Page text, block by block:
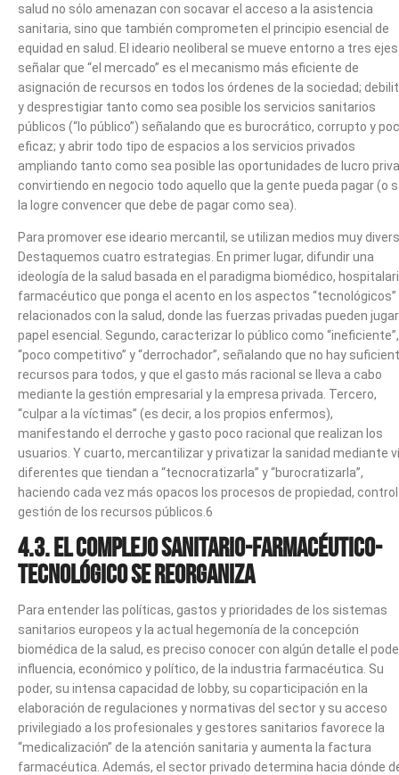
salud no sólo amenazan con socavar el acceso a la asistencia
sanitaria, sino que también comprometen el principio esencial de
equidad en salud. El ideario neoliberal se mueve entorno a tres
señalar que “el mercado” es el mecanismo más eficiente de
asignación de recursos en todos los órdenes de la sociedad;
y desprestigiar tanto como sea posible los servicios sanitarios
públicos (“lo público”) señalando que es burocrático, corrupto y
eficaz; y abrir todo tipo de espacios a los servicios privados
ampliando tanto como sea posible las oportunidades de lucro
convirtiendo en negocio todo aquello que la gente pueda pagar (o
la logre convencer que debe de pagar como sea).
Para promover ese ideario mercantil, se utilizan medios muy
Destaquemos cuatro estrategias. En primer lugar, difundir una
ideología de la salud basada en el paradigma biomédico,
farmacéutico que ponga el acento en los aspectos “tecnológicos”
relacionados con la salud, donde las fuerzas privadas pueden
papel esencial. Segundo, caracterizar lo público como “ineficiente”,
“poco competitivo” y “derrochador”, señalando que no hay
recursos para todos, y que el gasto más racional se lleva a cabo
mediante la gestión empresarial y la empresa privada. Tercero,
“culpar a la víctimas” (es decir, a los propios enfermos),
manifestando el derroche y gasto poco racional que realizan los
usuarios. Y cuarto, mercantilizar y privatizar la sanidad mediante
diferentes que tiendan a “tecnocratizarla” y “burocratizarla”,
haciendo cada vez más opacos los procesos de propiedad,
gestión de los recursos públicos.6
4.3. El complejo sanitario-farmacéutico-
tecnológico se reorganiza
Para entender las políticas, gastos y prioridades de los sistemas
sanitarios europeos y la actual hegemonía de la concepción
biomédica de la salud, es preciso conocer con algún detalle el
influencia, económico y político, de la industria farmacéutica. Su
poder, su intensa capacidad de lobby, su coparticipación en la
elaboración de regulaciones y normativas del sector y su acceso
privilegiado a los profesionales y gestores sanitarios favorece la
“medicalización” de la atención sanitaria y aumenta la factura
farmacéutica. Además, el sector privado determina hacia dónde